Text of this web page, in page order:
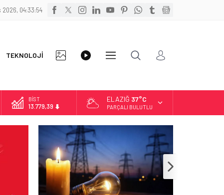
04:33:55
TEKNOLOJİ
GALERİGALERİ
DİĞER
BİST
13.779,39
DOLAR
55,1824
6.662,10
ELAZIĞ 37°C
PARÇALI BULUTLU